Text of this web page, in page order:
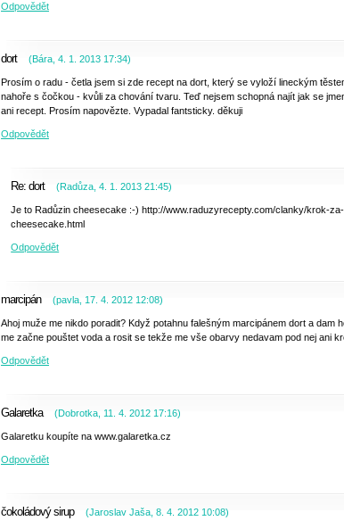
Odpovědět
dort (Bára 4. 1. 2013 17:34)
Prosím o radu - četla jsem si zde recept na dort, který se vyloží lineckým
nahoře s čočkou - kvůli za chování tvaru. Teď nejsem schopná najít jak se
ani recept. Prosím napovězte. Vypadal fantsticky. děkuji
Odpovědět
Re: dort (Radůza ,4. 1. 2013 21:45)
Je to Radůzin cheesecake :-) http://www.raduzyrecepty.com/clanky/krok-
cheesecake.html
Odpovědět
marcipán (pavla 17. 4. 2012 12:08)
Ahoj muže me nikdo poradit? Když potahnu falešným marcipánem dort a dam
me začne pouštet voda a rosit se tekže me vše obarvy nedavam pod nej ani
Odpovědět
Galaretka (Dobrotka 11. 4. 2012 17:16)
Galaretku koupíte na www.galaretka.cz
Odpovědět
čokoládový sirup (Jaroslav Jaša 8. 4. 2012 10:08)